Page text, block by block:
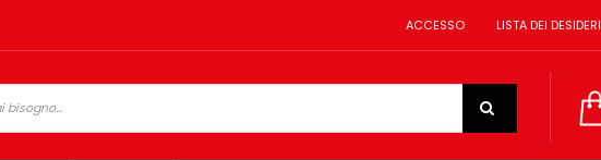
ACCESSO LISTA DEI DESIDERI